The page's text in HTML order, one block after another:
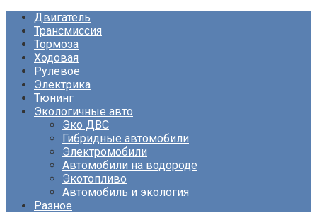
Двигатель
Трансмиссия
Тормоза
Ходовая
Рулевое
Электрика
Тюнинг
Экологичные авто
Эко ДВС
Гибридные автомобили
Электромобили
Автомобили на водороде
Экотопливо
Автомобиль и экология
Разное